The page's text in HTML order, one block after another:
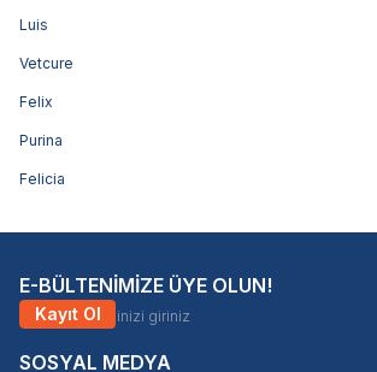
Luis
Vetcure
Felix
Purina
Felicia
E-BÜLTENİMİZE ÜYE OLUN!
Kayıt Ol
SOSYAL MEDYA